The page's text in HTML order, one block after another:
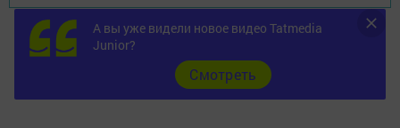
А вы уже видели новое видео Tatmedia
Junior?
Cмотреть